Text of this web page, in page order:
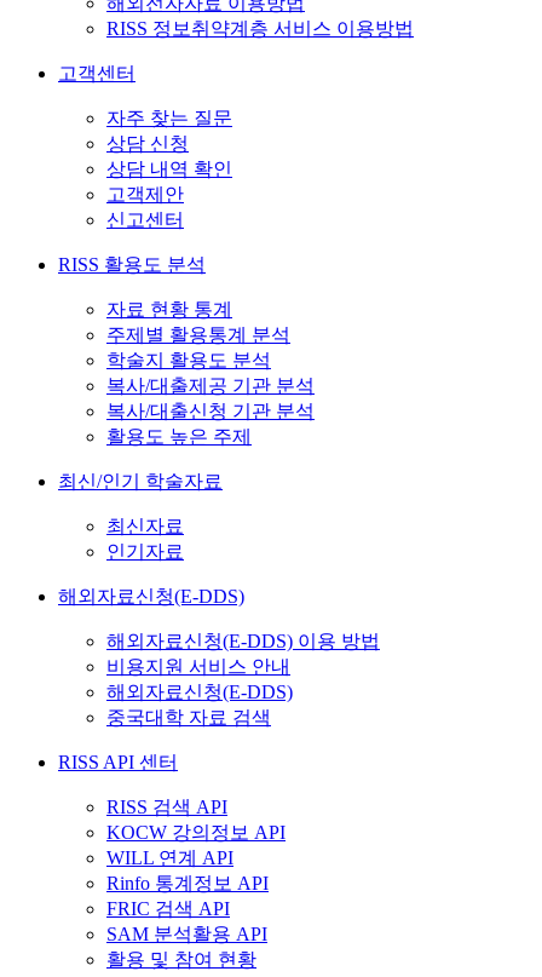
RISS 정보취약계층 서비스 이용방법
고객센터
자주 찾는 질문
상담 신청
상담 내역 확인
고객제안
신고센터
RISS 활용도 분석
자료 현황 통계
주제별 활용통계 분석
학술지 활용도 분석
복사/대출제공 기관 분석
복사/대출신청 기관 분석
활용도 높은 주제
최신/인기 학술자료
최신자료
인기자료
해외자료신청(E-DDS)
해외자료신청(E-DDS) 이용 방법
비용지원 서비스 안내
해외자료신청(E-DDS)
중국대학 자료 검색
RISS API 센터
RISS 검색 API
KOCW 강의정보 API
WILL 연계 API
Rinfo 통계정보 API
FRIC 검색 API
SAM 분석활용 API
활용 및 참여 현황